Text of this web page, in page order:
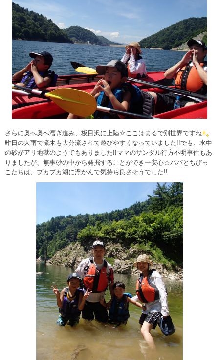
さらに奥へ奥へ漕ぎ進み、板目沢に上陸☆ここはまるで別世界ですね
昨日の大雨で流木も大分流されて遊びやすくなっていました!!でも、水中
の砂がアリ地獄のようでもありました!!ママのサンダル行方不明事件もあ
りましたが、無事砂の中から発掘することができ一安心☆パパとちびっ
こたちは、プカプカ湖に浮かんで気持ち良さそうでした!!